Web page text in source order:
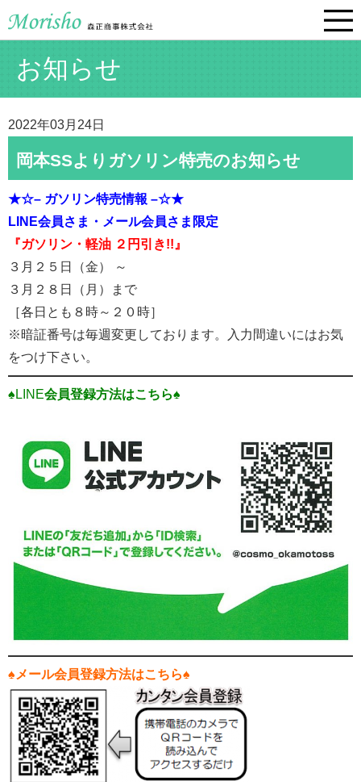
お知らせ
2022年03月24日
岡本SSよりガソリン特売のお知らせ
★☆– ガソリン特売情報 –☆★
LINE会員さま・ メール会員さま限定
『ガソリン・軽油 ２円引き!!』
３月２５日（金） ～
３月２８日（月）まで
［各日とも８時～２０時］
※暗証番号は毎週変更しております。入力間違いにはお気
をつけ下さい。
♠LINE会員登録方法はこちら♠
♠ メール会員登録方法はこちら♠